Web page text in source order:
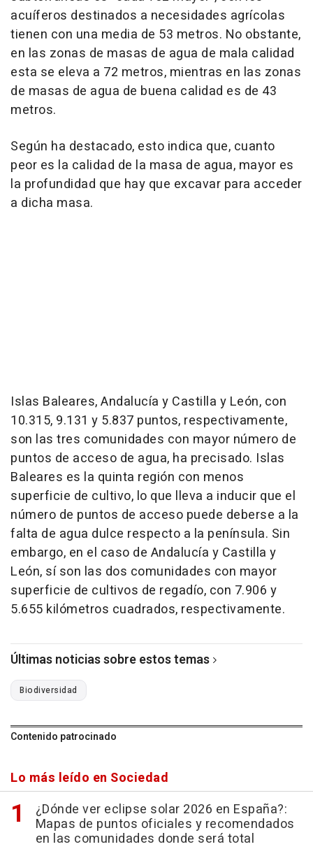
acuíferos destinados a necesidades agrícolas
tienen con una media de 53 metros. No obstante,
en las zonas de masas de agua de mala calidad
esta se eleva a 72 metros, mientras en las zonas
de masas de agua de buena calidad es de 43
metros.
Según ha destacado, esto indica que, cuanto
peor es la calidad de la masa de agua, mayor es
la profundidad que hay que excavar para acceder
a dicha masa.
Islas Baleares, Andalucía y Castilla y León, con
10.315, 9.131 y 5.837 puntos, respectivamente,
son las tres comunidades con mayor número de
puntos de acceso de agua, ha precisado. Islas
Baleares es la quinta región con menos
superficie de cultivo, lo que lleva a inducir que el
número de puntos de acceso puede deberse a la
falta de agua dulce respecto a la península. Sin
embargo, en el caso de Andalucía y Castilla y
León, sí son las dos comunidades con mayor
superficie de cultivos de regadío, con 7.906 y
5.655 kilómetros cuadrados, respectivamente.
Últimas noticias sobre estos temas
Biodiversidad
Contenido patrocinado
Lo más leído en Sociedad
¿Dónde ver eclipse solar 2026 en España?:
Mapas de puntos oficiales y recomendados
en las comunidades donde será total